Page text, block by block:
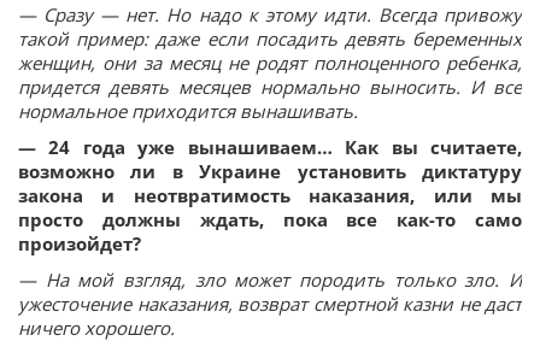
— Сразу — нет. Но надо к этому идти. Всегда привожу
такой пример: даже если посадить девять беременных
женщин, они за месяц не родят полноценного ребенка,
придется девять месяцев нормально выносить. И все
нормальное приходится вынашивать.
— 24 года уже вынашиваем… Как вы считаете,
возможно ли в Украине установить диктатуру
закона и неотвратимость наказания, или мы
просто должны ждать, пока все как-то само
произойдет?
— На мой взгляд, зло может породить только зло. И
ужесточение наказания, возврат смертной казни не даст
ничего хорошего.